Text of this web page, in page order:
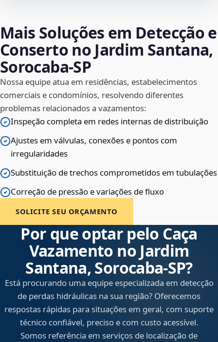
Mais Soluções em Detecção e
Conserto no Jardim Santana,
Sorocaba‑SP
Nossa equipe atua em residências, estabelecimentos
comerciais e condomínios, resolvendo diferentes
problemas relacionados a vazamentos:
Inspeção completa em redes internas de distribuição
Ajustes em válvulas, conexões e pontos com
irregularidades
Substituição de trechos comprometidos em tubulações
Correção de pressão e variações de fluxo
SOLICITE SEU ORÇAMENTO
Por que optar pelo Caça
Vazamento no Jardim
Santana, Sorocaba‑SP?
Está procurando uma equipe especializada em detecção
de perdas hidráulicas na sua região? Oferecemos
respostas rápidas para situações em geral, com suporte
técnico confiável, preciso e com custo acessível.
Somos referência em serviços de localização de